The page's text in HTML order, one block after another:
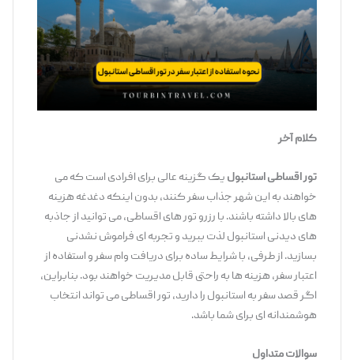
کلام آخر
تور اقساطی استانبولیک گزینه عالی برای افرادی است که می‌
خواهند به این شهر جذاب سفر کنند، بدون اینکه دغدغه هزینه
‌های بالا داشته باشند. با رزرو تور های اقساطی، می ‌توانید از جاذبه‌
های دیدنی استانبول لذت ببرید و تجربه ‌ای فراموش ‌نشدنی
بسازید. از طرفی، با شرایط ساده برای دریافت وام سفر و استفاده از
اعتبار سفر، هزینه‌ ها به راحتی قابل مدیریت خواهند بود. بنابراین،
اگر قصد سفر به استانبول را دارید، تور اقساطی می ‌تواند انتخاب
هوشمندانه ‌ای برای شما باشد.
سوالات متداول